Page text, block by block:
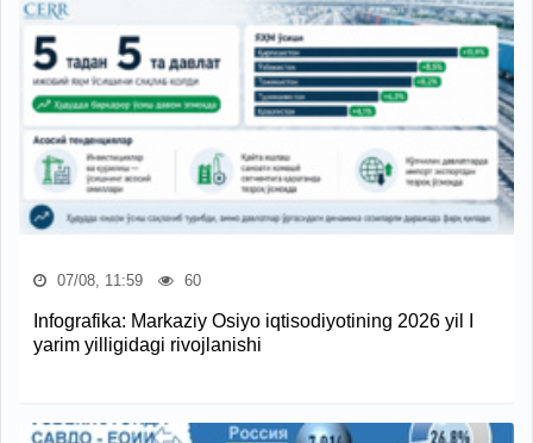
07/08, 11:59 60
Infografika: Markaziy Osiyo iqtisodiyotining 2026 yil I
yarim yilligidagi rivojlanishi